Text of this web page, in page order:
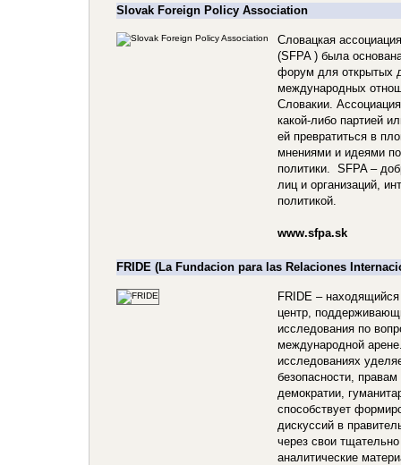
Slovak Foreign Policy Association
Словацкая
(SFPA ) была
форум для открытых
международных
Словакии.
какой-либо партией
ей превратиться в
мнениями и идеями
политики. SFPA –
лиц и организаций,
политикой.
www.sfpa.sk
FRIDE (La Fundacion para las Relaciones
FRIDE –
центр,
исследования по
международной
исследованиях
безопасности,
демократии,
способствует
дискуссий в
через свои
аналитические